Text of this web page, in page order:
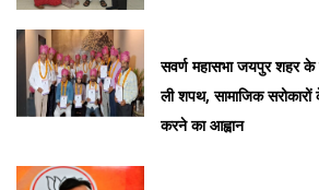
सवर्ण महासभा जयपुर शहर के
ली शपथ, सामाजिक
करने का आह्वान